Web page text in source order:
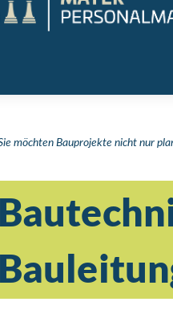
Ferienjob
Berufe, Kundendienst,
Elektronik, Optik, Textil
Sicherheit, Rettung, Polizei, Zoll